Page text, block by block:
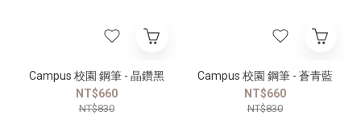
Campus 校園 鋼筆 - 晶鑽黑
NT$660
NT$830
Campus 校園 鋼筆 - 蒼青藍
NT$660
NT$830